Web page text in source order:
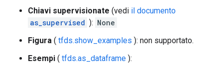
Chiavi supervisionate (vedi il documento
as_supervised ): None
Figura ( tfds.show_examples ): non supportato.
Esempi ( tfds.as_dataframe ):